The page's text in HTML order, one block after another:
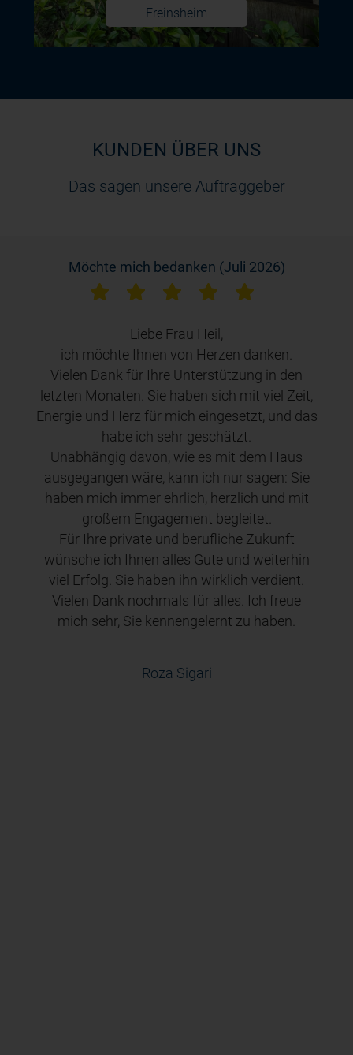
Freinsheim
KUNDEN ÜBER UNS
Das sagen unsere Auftraggeber
Möchte mich bedanken (Juli 2026)
Liebe Frau Heil,
ich möchte Ihnen von Herzen danken.
Vielen Dank für Ihre Unterstützung in den
letzten Monaten. Sie haben sich mit viel Zeit,
Energie und Herz für mich eingesetzt, und das
habe ich sehr geschätzt.
Unabhängig davon, wie es mit dem Haus
ausgegangen wäre, kann ich nur sagen: Sie
haben mich immer ehrlich, herzlich und mit
großem Engagement begleitet.
Für Ihre private und berufliche Zukunft
wünsche ich Ihnen alles Gute und weiterhin
viel Erfolg. Sie haben ihn wirklich verdient.
Vielen Dank nochmals für alles. Ich freue
mich sehr, Sie kennengelernt zu haben.
Roza Sigari